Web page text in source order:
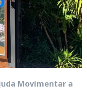
Movimentar a